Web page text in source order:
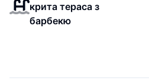
крита тераса з
барбекю